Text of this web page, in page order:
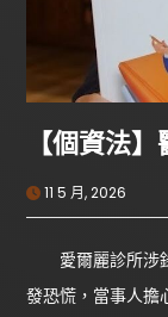
【個資法
11 5 月, 2026
愛爾麗診所涉錄
發恐慌，當事人擔